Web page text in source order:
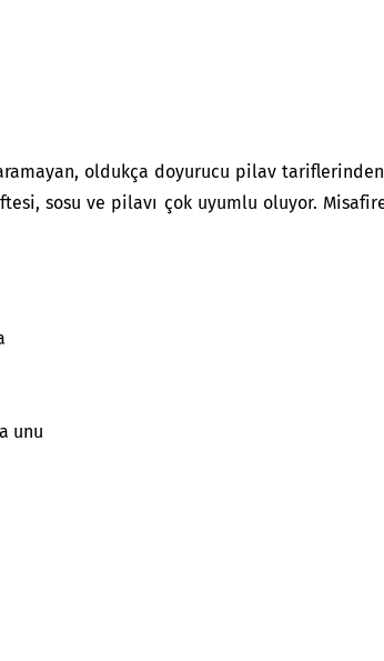
oldukça doyurucu pilav
sosu ve pilavı çok uyumlu oluyor.
unu